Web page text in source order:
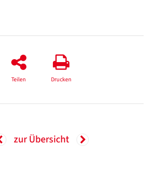
Teilen Drucken
zur Übersicht